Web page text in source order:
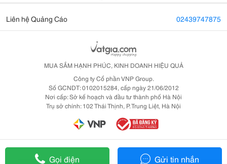
Gọi điện Gửi tin nhắn
Liên hệ Quảng Cáo 02439747875
MUA SẮM HẠNH PHÚC, KINH DOANH HIỆU QUẢ
Công ty Cổ phần VNP Group.
Số GCNDT: 0102015284, cấp ngày 21/06/2012
Nơi cấp: Sở kế hoạch và đầu tư thành phố Hà Nội
Trụ sở chính: 102 Thái Thịnh, P. Trung Liệt, Hà Nội